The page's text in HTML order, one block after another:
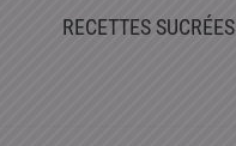
RECETTES SUCRÉES